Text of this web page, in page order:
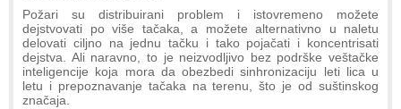
Požari su distribuirani problem i istovremeno možete
dejstvovati po više tačaka, a možete alternativno u naletu
delovati ciljno na jednu tačku i tako pojačati i koncentrisati
dejstva. Ali naravno, to je neizvodljivo bez podrške veštačke
inteligencije koja mora da obezbedi sinhronizaciju leti lica u
letu i prepoznavanje tačaka na terenu, što je od suštinskog
značaja.